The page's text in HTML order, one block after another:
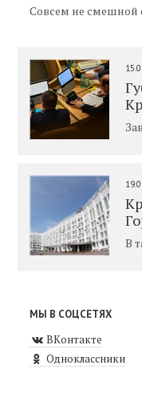
Совсем не смешной
В
МЫ В СОЦСЕТЯХ
ВКонтакте
Одноклассники